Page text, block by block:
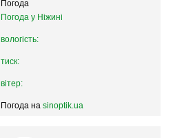
Погода
Погода у Ніжині
вологість:
тиск:
вітер:
Погода на sinoptik.ua